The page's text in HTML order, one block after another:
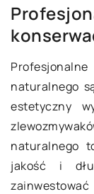
naturalnego
estetyczny
naturalnego
jakość i